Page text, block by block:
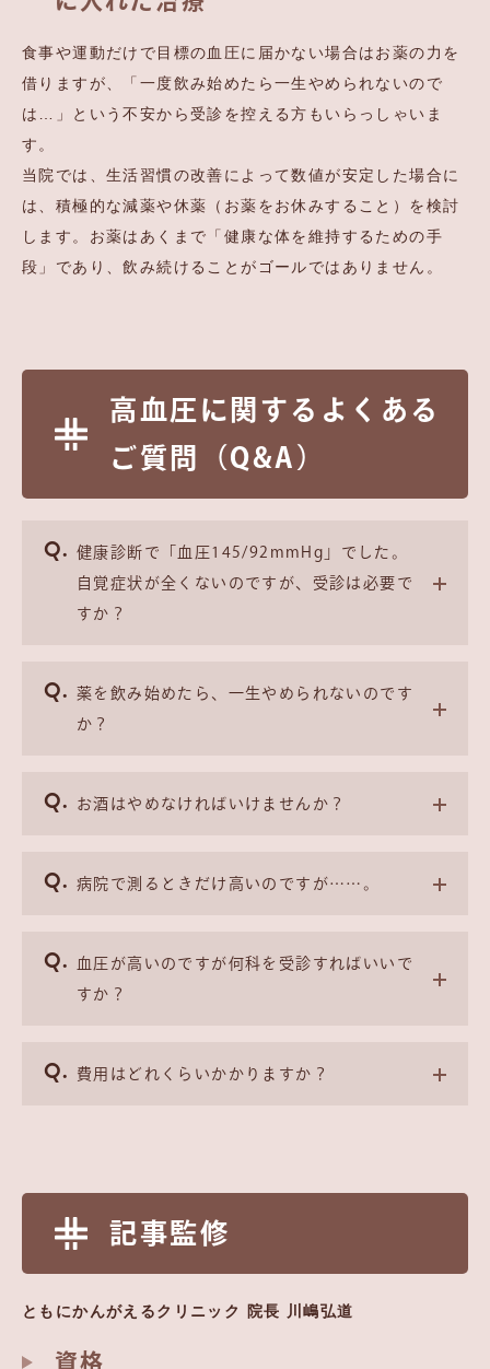
食事や運動だけで目標の血圧に届かない場合はお薬の力を
借りますが、「一度飲み始めたら一生やめられないので
は…」という不安から受診を控える方もいらっしゃいま
す。
当院では、生活習慣の改善によって数値が安定した場合に
は、積極的な減薬や休薬（お薬をお休みすること）を検討
します。お薬はあくまで「健康な体を維持するための手
段」であり、飲み続けることがゴールではありません。
高血圧に関するよくある
ご質問（Q&A）
健康診断で「血圧145/92mmHg」でした。
自覚症状が全くないのですが、受診は必要で
すか？
薬を飲み始めたら、一生やめられないのです
か？
お酒はやめなければいけませんか？
病院で測るときだけ高いのですが……。
血圧が高いのですが何科を受診すればいいで
すか？
費用はどれくらいかかりますか？
記事監修
ともにかんがえるクリニック 院長 川嶋弘道
資格